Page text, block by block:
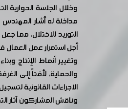
وخلال الجلسة
مداخلة له أشار
التوريد للاختلال، مما
أجل استمرار عمل
وتغيير أنماط الإنتاج
والحماية، لأفتاً إلى
الاجراءات القانونية لتسجيل
وناقش المشاركون آثار